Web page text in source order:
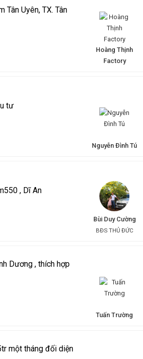
Tân Uyên, TX. Tân
Hoàng Thịnh
Factory
tư
Nguyễn Đình Tú
, Dĩ An
Bùi Duy Cường
BĐS THỦ ĐỨC
Dương , thích hợp
Tuấn Trường
một tháng đối diện